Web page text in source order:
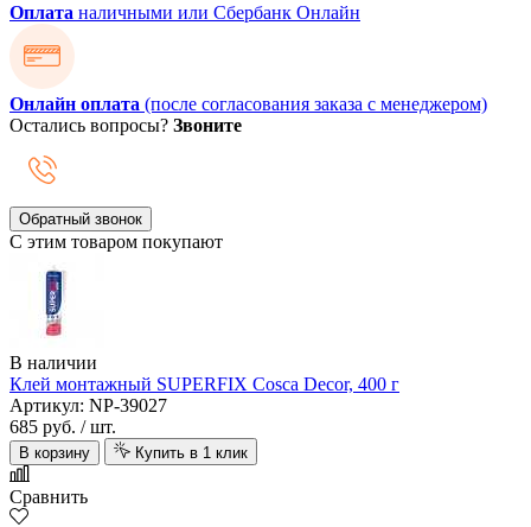
Оплата наличными или Сбербанк Онлайн
Онлайн оплата (после согласования заказа с менеджером)
Остались вопросы? Звоните
Обратный звонок
С этим товаром покупают
В наличии
Клей монтажный SUPERFIX Cosca Decor, 400 г
Артикул: NP-39027
685 руб. / шт.
В корзину Купить в 1 клик
Сравнить